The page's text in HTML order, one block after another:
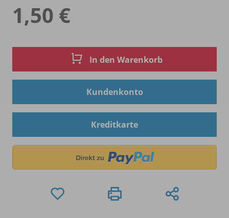
1,50 €
In den Warenkorb
Kundenkonto
Kreditkarte